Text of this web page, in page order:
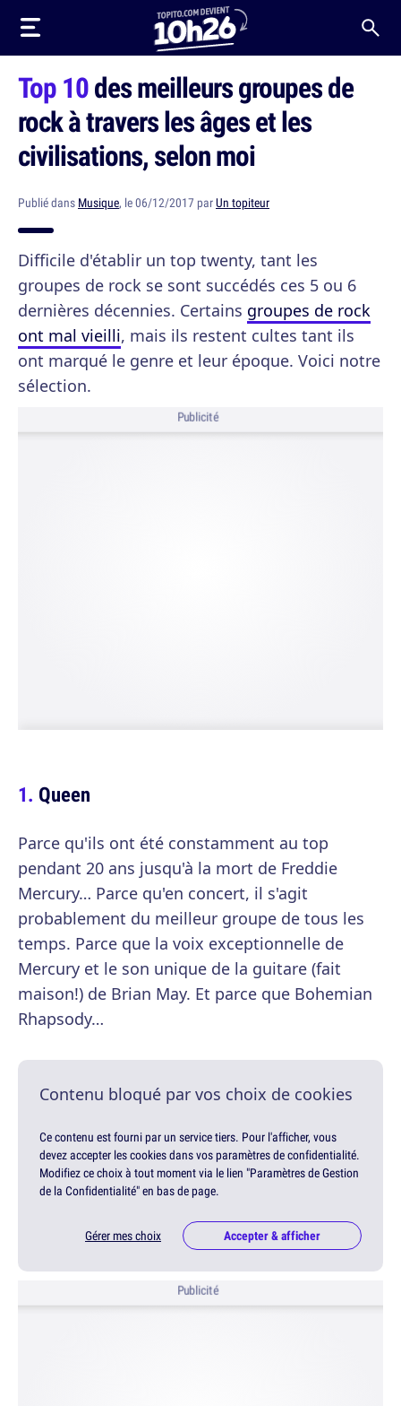
Top 10des meilleurs groupes de
rock à travers les âges et les
civilisations, selon moi
Publié dans Musique, le 06/12/2017 parUn topiteur
Difficile d'établir un top twenty, tant les
groupes de rock se sont succédés ces 5 ou 6
dernières décennies. Certains groupes de rock
ont mal vieilli, mais ils restent cultes tant ils
ont marqué le genre et leur époque. Voici notre
sélection.
Publicité
Queen
Parce qu'ils ont été constamment au top
pendant 20 ans jusqu'à la mort de Freddie
Mercury… Parce qu'en concert, il s'agit
probablement du meilleur groupe de tous les
temps. Parce que la voix exceptionnelle de
Mercury et le son unique de la guitare (fait
maison!) de Brian May. Et parce que Bohemian
Rhapsody…
Contenu bloqué par vos choix de cookies
Ce contenu est fourni par un service tiers. Pour l'afficher, vous
devez accepter les cookies dans vos paramètres de confidentialité.
Modifiez ce choix à tout moment via le lien "Paramètres de Gestion
de la Confidentialité" en bas de page.
Gérer mes choix Accepter & afficher
Publicité